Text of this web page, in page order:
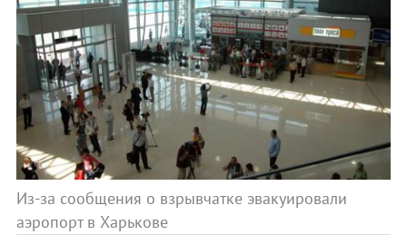
Из-за сообщения о взрывчатке эвакуировали
аэропорт в Харькове